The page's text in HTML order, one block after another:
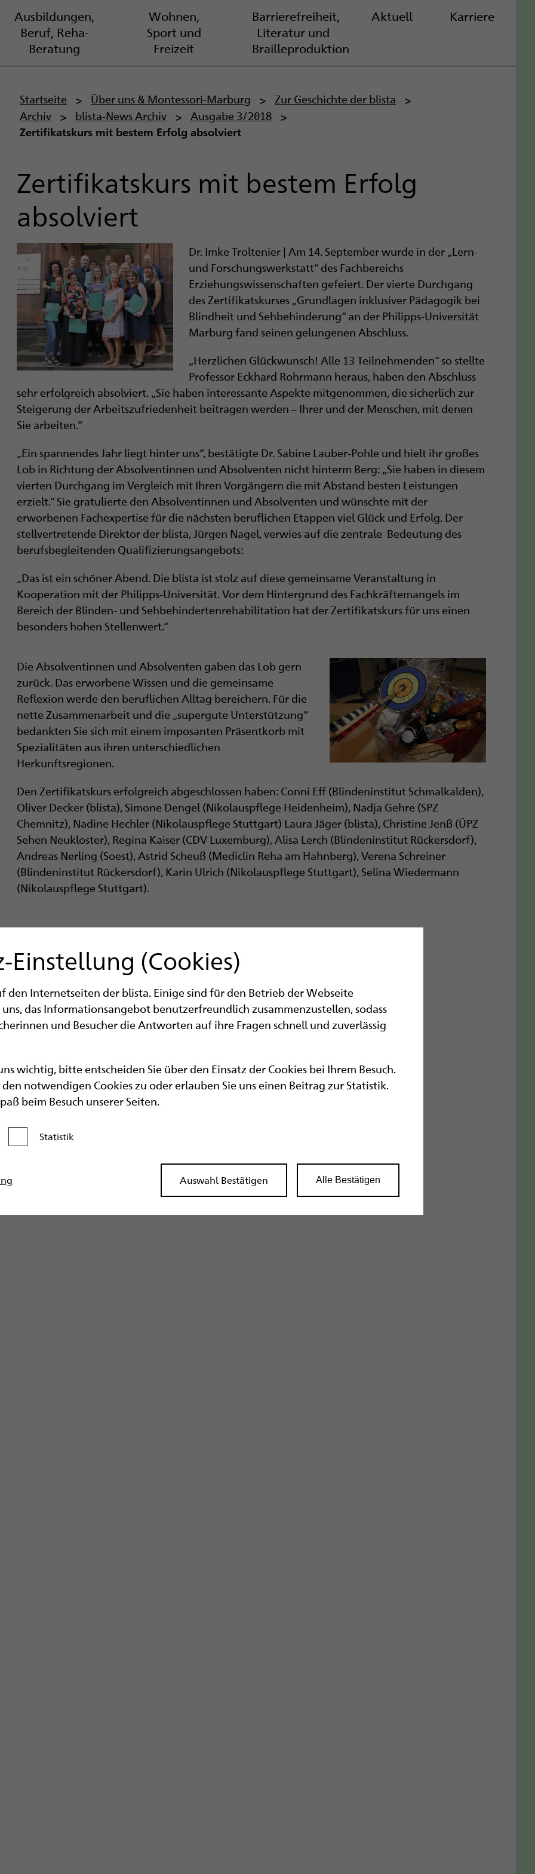
Ausbildungen,
Beruf, Reha-
Beratung
Wohnen,
Sport und
Freizeit
Barrierefreiheit,
Literatur und
Brailleproduktion
Aktuell Karriere
P
f
d
n
a
v
i
g
a
t
i
o
n
Startseite Über uns & Montessori-Marburg
Zur Geschichte der blista
Archiv
blista-News Archiv Ausgabe 3/2018
Zertifikatskurs mit bestem Erfolg absolviert
Zertifikatskurs mit bestem Erfolg
absolviert
Dr. Imke Troltenier | Am 14. September wurde in der „Lern-
und Forschungswerkstatt“ des Fachbereichs
Erziehungswissenschaften gefeiert. Der vierte Durchgang
des Zertifikatskurses „Grundlagen inklusiver Pädagogik bei
Blindheit und Sehbehinderung“ an der Philipps-Universität
Marburg fand seinen gelungenen Abschluss.
„Herzlichen Glückwunsch! Alle 13 Teilnehmenden“ so stellte
Professor Eckhard Rohrmann heraus, haben den Abschluss
sehr erfolgreich absolviert. „Sie haben interessante Aspekte mitgenommen, die sicherlich zur
Steigerung der Arbeitszufriedenheit beitragen werden – Ihrer und der Menschen, mit denen
Sie arbeiten.“
„Ein spannendes Jahr liegt hinter uns“, bestätigte Dr. Sabine Lauber-Pohle und hielt ihr großes
Lob in Richtung der Absolventinnen und Absolventen nicht hinterm Berg: „Sie haben in diesem
vierten Durchgang im Vergleich mit Ihren Vorgängern die mit Abstand besten Leistungen
erzielt.“ Sie gratulierte den Absolventinnen und Absolventen und wünschte mit der
erworbenen Fachexpertise für die nächsten beruflichen Etappen viel Glück und Erfolg. Der
stellvertretende Direktor der blista, Jürgen Nagel, verwies auf die zentrale Bedeutung des
berufsbegleitenden Qualifizierungsangebots:
„Das ist ein schöner Abend. Die blista ist stolz auf diese gemeinsame Veranstaltung in
Kooperation mit der Philipps-Universität. Vor dem Hintergrund des Fachkräftemangels im
Bereich der Blinden- und Sehbehindertenrehabilitation hat der Zertifikatskurs für uns einen
besonders hohen Stellenwert.“
Die Absolventinnen und Absolventen gaben das Lob gern
zurück. Das erworbene Wissen und die gemeinsame
Reflexion werde den beruflichen Alltag bereichern. Für die
nette Zusammenarbeit und die „supergute Unterstützung“
bedankten Sie sich mit einem imposanten Präsentkorb mit
Spezialitäten aus ihren unterschiedlichen
Herkunftsregionen.
Den Zertifikatskurs erfolgreich abgeschlossen haben: Conni Eff (Blindeninstitut Schmalkalden),
Oliver Decker (blista), Simone Dengel (Nikolauspflege Heidenheim), Nadja Gehre (SPZ
Chemnitz), Nadine Hechler (Nikolauspflege Stuttgart) Laura Jäger (blista), Christine Jenß (ÜPZ
Sehen Neukloster), Regina Kaiser (CDV Luxemburg), Alisa Lerch (Blindeninstitut Rückersdorf),
Andreas Nerling (Soest), Astrid Scheuß (Mediclin Reha am Hahnberg), Verena Schreiner
(Blinden­institut Rückersdorf), Karin Ulrich (Nikolauspflege Stuttgart), Selina Wiedermann
(Nikolauspflege Stuttgart).
Einstellung (Cookies)
den Internetseiten der blista. Einige sind für den Betrieb der Webseite
das Informationsangebot benutzerfreundlich zusammenzustellen, sodass
und Besucher die Antworten auf ihre Fragen schnell und zuverlässig
wichtig, bitte entscheiden Sie über den Einsatz der Cookies bei Ihrem Besuch.
notwendigen Cookies zu oder erlauben Sie uns einen Beitrag zur Statistik.
beim Besuch unserer Seiten.
Statistik
Auswahl Bestätigen Alle Bestätigen